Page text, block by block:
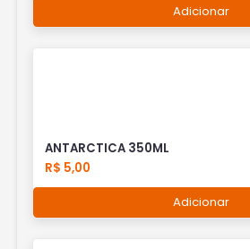
Adicionar
ANTARCTICA 350ML
R$ 5,00
Adicionar